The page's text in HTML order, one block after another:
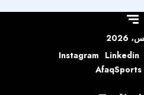
Linkedin
Instagram